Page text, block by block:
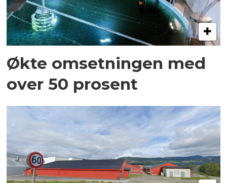
Økte omsetningen med
over 50 prosent